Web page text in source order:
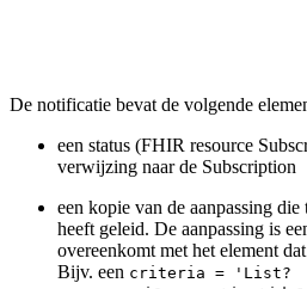
De notificatie bevat de volgende
een status (FHIR resource
verwijzing naar de Subscription
een kopie van de aanpassing
heeft geleid. De aanpassing is
overeenkomt met het element
Bijv. een criteria = 'List?